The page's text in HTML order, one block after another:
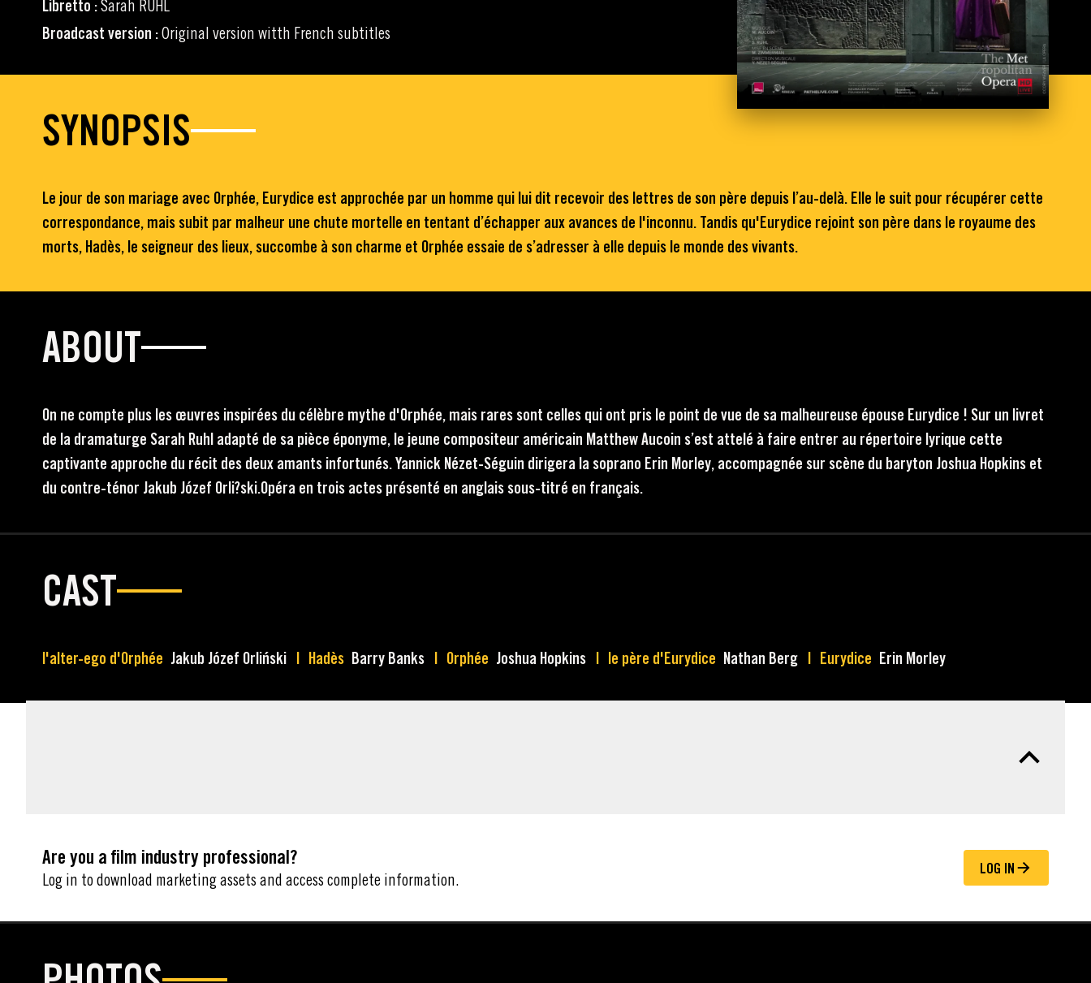
Libretto :Sarah RUHL
Broadcast version :Original version witth French subtitles
SYNOPSIS
Le jour de son mariage avec Orphée, Eurydice est approchée par un homme qui lui dit recevoir des lettres de son père depuis l’au-delà. Elle le suit pour récupérer cette
correspondance, mais subit par malheur une chute mortelle en tentant d’échapper aux avances de l'inconnu. Tandis qu'Eurydice rejoint son père dans le royaume des
morts, Hadès, le seigneur des lieux, succombe à son charme et Orphée essaie de s’adresser à elle depuis le monde des vivants.
ABOUT
On ne compte plus les œuvres inspirées du célèbre mythe d'Orphée, mais rares sont celles qui ont pris le point de vue de sa malheureuse épouse Eurydice ! Sur un livret
de la dramaturge Sarah Ruhl adapté de sa pièce éponyme, le jeune compositeur américain Matthew Aucoin s’est attelé à faire entrer au répertoire lyrique cette
captivante approche du récit des deux amants infortunés. Yannick Nézet-Séguin dirigera la soprano Erin Morley, accompagnée sur scène du baryton Joshua Hopkins et
du contre-ténor Jakub Józef Orli?ski.Opéra en trois actes présenté en anglais sous-titré en français.
CAST
l'alter-ego d'Orphée Jakub Józef Orliński Hadès Barry Banks Orphée Joshua Hopkins le père d'Eurydice Nathan Berg Eurydice Erin Morley
Are you a film industry professional?
Log in to download marketing assets and access complete information.
LOG IN